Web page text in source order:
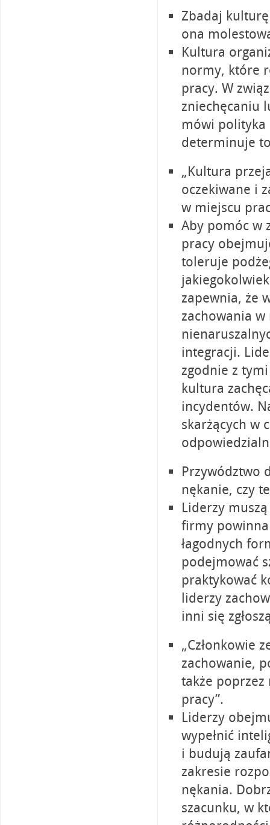
Zbadaj
ona
Kultura
normy, które
pracy. W
zniechęcaniu
mówi polityka
determinuje
„Kultura
oczekiwane i
w miejscu
Aby pomóc w
pracy
toleruje
zapewnia, że
zachowania
integracji.
zgodnie z
kultura
incydentów.
skarżących w
Przywództwo
nękanie, czy
Liderzy
firmy
łagodnych
podejmować
praktykować
liderzy
inni się
„Członkowie
zachowanie,
także poprzez
pracy”.
Liderzy
wypełnić
i budują
zakresie
nękania.
szacunku, w